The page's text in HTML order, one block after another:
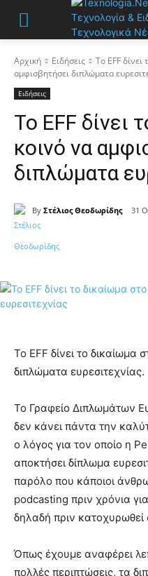
Αρχική Ειδήσεις
Το EFF
αμφισβητήσει διπλώματα
Ειδήσεις
Το EFF δίνει
κοινό να
διπλώματα
By Στέλιος Θεοδωρίδης 31
Το EFF δίνει το δικαίωμα
διπλώματα ευρεσιτεχνίας.
Το Γραφείο Διπλωμάτων
δεν κάνει πάντα την
ο λόγος για τον οποίο η
αποκτήσει δίπλωμα
παρόλο που κάποιοι
podcasting πριν χρόνια
δηλαδή πριν κατοχυρωθεί
Όπως έχουμε αναφέρει
πολλές περιπτώσεις, τα